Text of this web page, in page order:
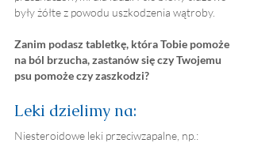
były żółte z powodu uszkodzenia wątroby.
Zanim podasz tabletkę, która Tobie pomoże
na ból brzucha, zastanów się czy Twojemu
psu pomoże czy zaszkodzi?
Leki dzielimy na:
Niesteroidowe leki przeciwzapalne, np.: